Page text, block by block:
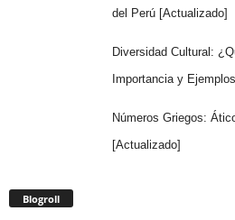
del Perú [Actualizado]
Diversidad Cultural:
Importancia y
Números Griegos:
[Actualizado]
Blogroll